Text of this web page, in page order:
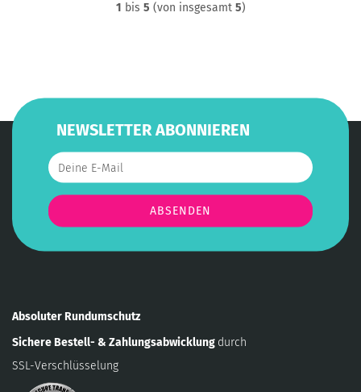
1 bis 5 (von insgesamt 5)
NEWSLETTER ABONNIEREN
Absoluter Rundumschutz
Sichere Bestell- & Zahlungsabwicklung durch
SSL-Verschlüsselung